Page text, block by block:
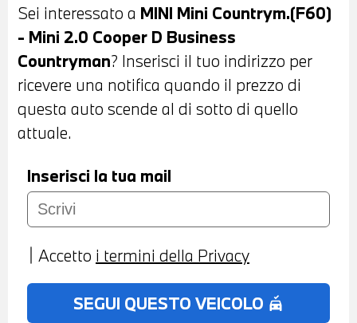
ELETTRICI - RETROVISORE INTERNO
AUTOANABBAGLIANTI - CAMBIO
AUTOMATICO - RADIO DIGITALE DAB -
CRUISE CONTROL - LIMITATORE DI
VELOCITA' - MINI DRIVE MODES - DRIVING
ASSISTANT - USB - BLUETOOTH - APPLE
CARPLAY - NAVIGATORE SATELLITARE -
SISTEMA DI RICARICA WIRELESS
TELEFONO - MONITOR CON DISPLAY A
BORDO - INDICATORE PRESSIONE
PNEUMATICI - CHIAMATA DI EMERGENZA
INTELLIGENTE - TELESERVICES -
Sei interessato a MINI Mini Countrym.(F60)
- Mini 2.0 Cooper D Business
Countryman? Inserisci il tuo indirizzo per
ricevere una notifica quando il prezzo di
questa auto scende al di sotto di quello
attuale.
Inserisci la tua mail
Accetto i termini della Privacy
SEGUI QUESTO VEICOLO no_crash